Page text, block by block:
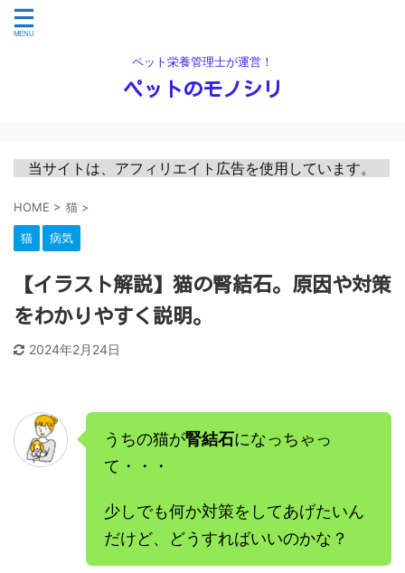
ペット栄養管理士が運営！
ペットのモノシリ
当サイトは、アフィリエイト広告を使用しています。
HOME > 猫 >
猫 病気
【イラスト解説】猫の腎結石。原因や対策
をわかりやすく説明。
2024年2月24日
うちの猫が腎結石になっちゃっ
て・・・
少しでも何か対策をしてあげたいん
だけど、どうすればいいのかな？